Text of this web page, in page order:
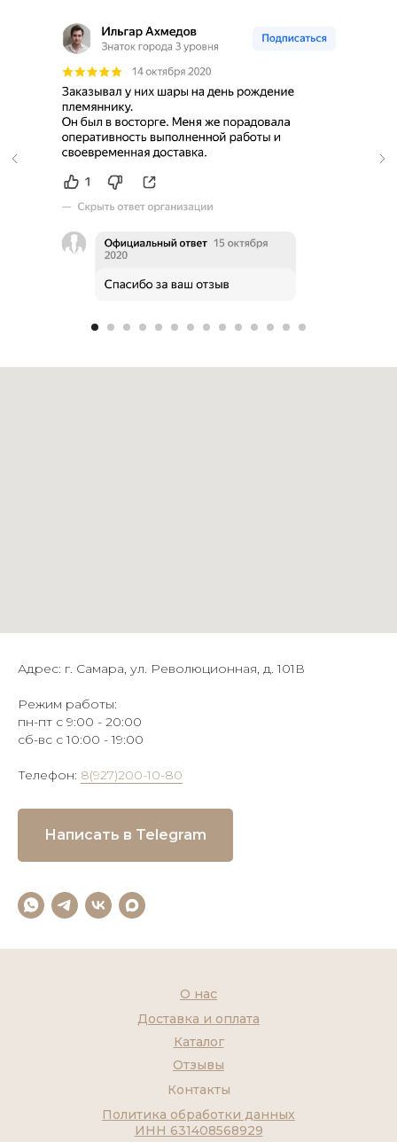
Адрес: г. Самара, ул. Революционная, д. 101В
Режим работы:
пн-пт с 9:00 - 20:00
сб-вс с 10:00 - 19:00
Телефон: 8(927)200-10-80
Написать в Telegram
Контакты
Каталог
О нас
Доставка и оплата
Отзывы
Политика обработки данных
ИНН 631408568929